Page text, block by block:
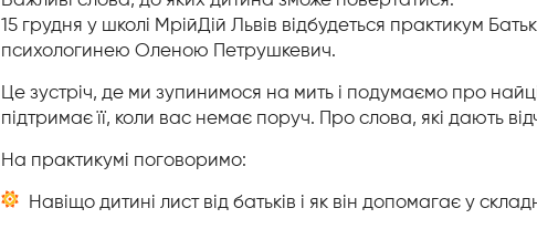
15 грудня у школі МрійДій Львів відбудеться практикум
психологинею Оленою Петрушкевич.
Це зустріч, де ми зупинимося на мить і подумаємо про
підтримає її, коли вас немає поруч. Про слова, які дають
На практикумі поговоримо:
Навіщо дитині лист від батьків і як він допомагає у